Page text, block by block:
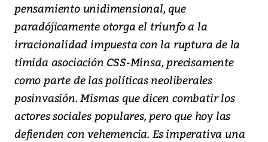
pensamiento unidimensional, que
paradójicamente otorga el triunfo a la
irracionalidad impuesta con la ruptura de la
tímida asociación CSS-Minsa, precisamente
como parte de las políticas neoliberales
posinvasión. Mismas que dicen combatir los
actores sociales populares, pero que hoy las
defienden con vehemencia. Es imperativa una